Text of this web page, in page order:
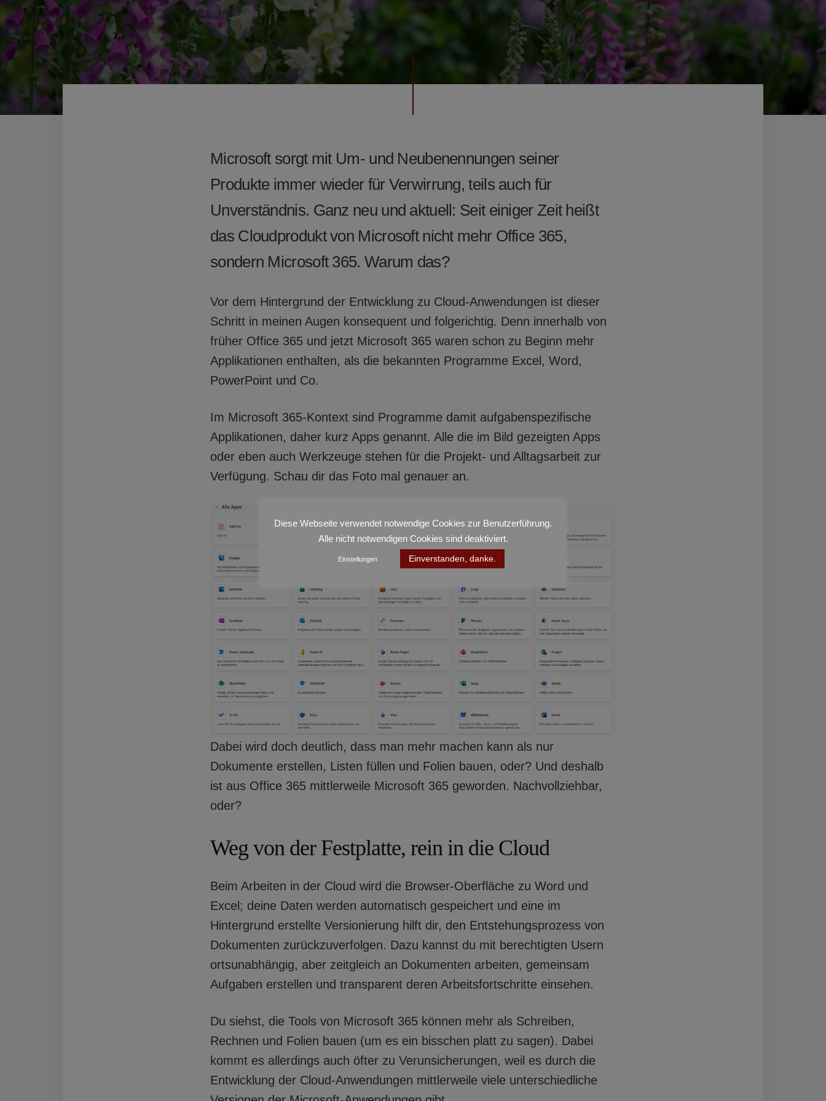
Microsoft sorgt mit Um- und Neubenennungen seiner
Produkte immer wieder für Verwirrung, teils auch für
Unverständnis. Ganz neu und aktuell: Seit einiger Zeit heißt
das Cloudprodukt von Microsoft nicht mehr Office 365,
sondern Microsoft 365. Warum das?
Vor dem Hintergrund der Entwicklung zu Cloud-Anwendungen ist dieser
Schritt in meinen Augen konsequent und folgerichtig. Denn innerhalb von
früher Office 365 und jetzt Microsoft 365 waren schon zu Beginn mehr
Applikationen enthalten, als die bekannten Programme Excel, Word,
PowerPoint und Co.
Im Microsoft 365-Kontext sind Programme damit aufgabenspezifische
Applikationen, daher kurz Apps genannt. Alle die im Bild gezeigten Apps
oder eben auch Werkzeuge stehen für die Projekt- und Alltagsarbeit zur
Verfügung. Schau dir das Foto mal genauer an.
Dabei wird doch deutlich, dass man mehr machen kann als nur
Dokumente erstellen, Listen füllen und Folien bauen, oder? Und deshalb
ist aus Office 365 mittlerweile Microsoft 365 geworden. Nachvollziehbar,
oder?
Weg von der Festplatte, rein in die Cloud
Beim Arbeiten in der Cloud wird die Browser-Oberfläche zu Word und
Excel; deine Daten werden automatisch gespeichert und eine im
Hintergrund erstellte Versionierung hilft dir, den Entstehungsprozess von
Dokumenten zurückzuverfolgen. Dazu kannst du mit berechtigten Usern
ortsunabhängig, aber zeitgleich an Dokumenten arbeiten, gemeinsam
Aufgaben erstellen und transparent deren Arbeitsfortschritte einsehen.
Du siehst, die Tools von Microsoft 365 können mehr als Schreiben,
Rechnen und Folien bauen (um es ein bisschen platt zu sagen). Dabei
kommt es allerdings auch öfter zu Verunsicherungen, weil es durch die
Entwicklung der Cloud-Anwendungen mittlerweile viele unterschiedliche
Diese Webseite verwendet notwendige Cookies zur Benutzerführung.
Alle nicht notwendigen Cookies sind deaktiviert.
Einstellungen Einverstanden, danke.